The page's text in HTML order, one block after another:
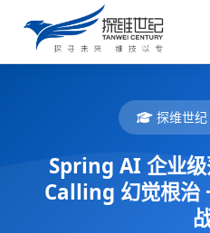
探维世纪
Spring AI 企业
Calling 幻觉根治